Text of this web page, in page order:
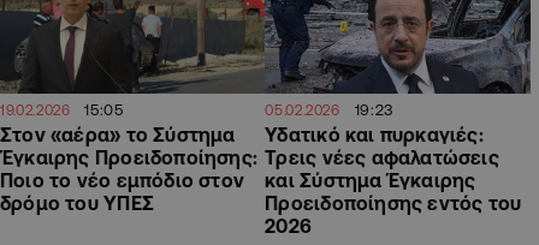
19.02.2026 15:05
Στον «αέρα» το Σύστημα
Έγκαιρης Προειδοποίησης:
Ποιο το νέο εμπόδιο στον
δρόμο του ΥΠΕΣ
05.02.2026 19:23
Υδατικό και πυρκαγιές:
Τρεις νέες αφαλατώσεις
και Σύστημα Έγκαιρης
Προειδοποίησης εντός του
2026